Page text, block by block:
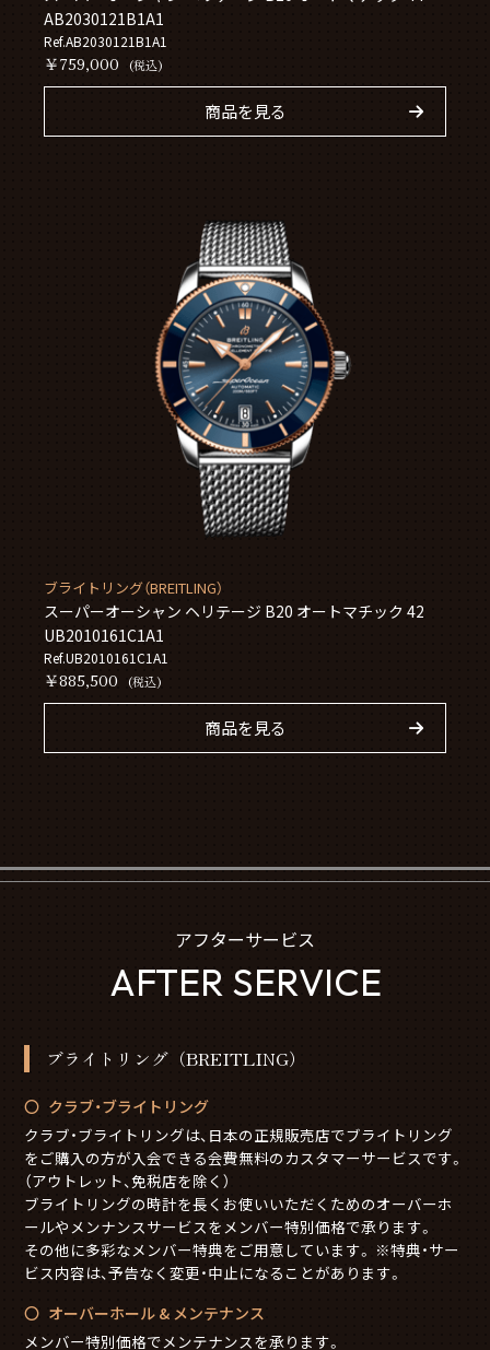
AB2030121B1A1
Ref.AB2030121B1A1
￥759,000 (税込)
商品を見る
ブライトリング（BREITLING）
スーパーオーシャン ヘリテージ B20 オートマチック 42
UB2010161C1A1
Ref.UB2010161C1A1
￥885,500 (税込)
商品を見る
アフターサービス
AFTER SERVICE
ブライトリング（BREITLING）
クラブ・ブライトリング
クラブ・ブライトリングは、日本の正規販売店でブライトリング
をご購入の方が入会できる会費無料のカスタマーサービスです。
（アウトレット、免税店を除く）
ブライトリングの時計を長くお使いいただくためのオーバーホ
ールやメンナンスサービスをメンバー特別価格で承ります。
その他に多彩なメンバー特典をご用意しています。 ※特典・サー
ビス内容は、予告なく変更・中止になることがあります。
オーバーホール & メンテナンス
メンバー特別価格でメンテナンスを承ります。